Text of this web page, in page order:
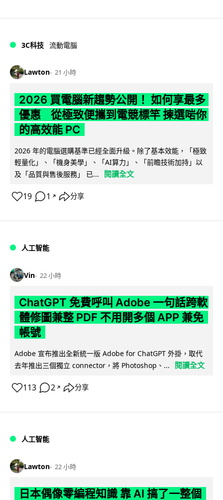
3C科技 流動電腦
Lawton 21 小時
2026 買電腦新趨勢公開！ 如何享最多
優惠 從極致便攜到電競標竿 揀選啱你
的高效能 PC
2026 年的電腦選購基準已經全面升級。除了基本效能，「極致
輕量化」、「機身美學」、「AI算力」、「前瞻技術加持」以
及「品質與售後服務」 已...
閱讀全文
19 1 ↗ 分享
人工智能
Vin 22 小時
ChatGPT 免費呼叫 Adobe 一句話跨軟
體修圖兼整 PDF 不用開多個 APP 兼免
帳號
Adobe 宣布推出全新統一版 Adobe for ChatGPT 外掛，取代
去年推出三個獨立 connector，將 Photoshop、...
閱讀全文
113 2 ↗ 分享
人工智能
Lawton 22 小時
日本偶像零編程知識 靠 AI 搞了一整個